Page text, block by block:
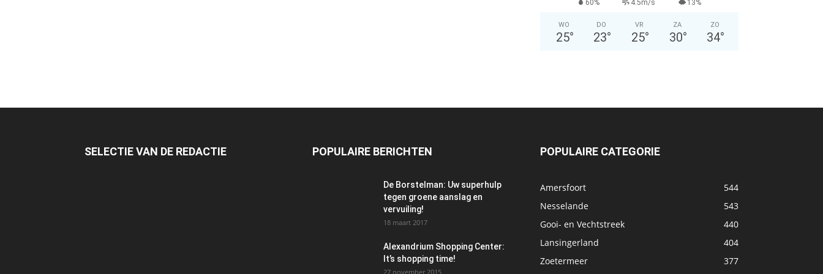
60% 4.5m/s 13%
WO
25°
DO
23°
VR
25°
ZA
30°
ZO
34°
SELECTIE VAN DE REDACTIE POPULAIRE BERICHTEN
De Borstelman: Uw superhulp
tegen groene aanslag en
vervuiling!
18 maart 2017
Alexandrium Shopping Center:
It’s shopping time!
27 november 2015
POPULAIRE CATEGORIE
Amersfoort
544
Nesselande
543
Gooi- en Vechtstreek
440
Lansingerland
404
Zoetermeer
377